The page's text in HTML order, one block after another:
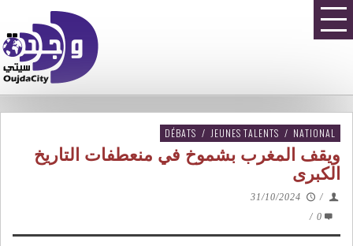
DÉBATS / JEUNES TALENTS / NATIONAL
ويقف المغرب بشموخ في منعطفات التاريخ
الكبرى
/
31/10/2024
0
/